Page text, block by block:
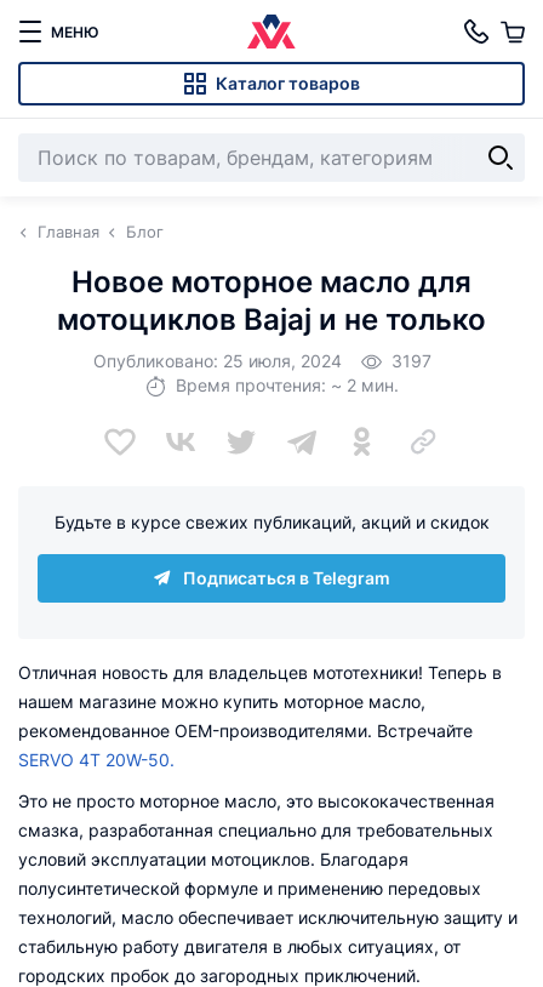
МЕНЮ
Каталог товаров
Главная Блог
Новое моторное масло для
мотоциклов Bajaj и не только
Опубликовано: 25 июля, 2024
3197
Время прочтения: ~ 2 мин.
Будьте в курсе свежих публикаций, акций и скидок
Подписаться в Telegram
Отличная новость для владельцев мототехники! Теперь в
нашем магазине можно купить моторное масло,
рекомендованное OEM-производителями. Встречайте
SERVO 4T 20W-50.
Это не просто моторное масло, это высококачественная
смазка, разработанная специально для требовательных
условий эксплуатации мотоциклов. Благодаря
полусинтетической формуле и применению передовых
технологий, масло обеспечивает исключительную защиту и
стабильную работу двигателя в любых ситуациях, от
городских пробок до загородных приключений.